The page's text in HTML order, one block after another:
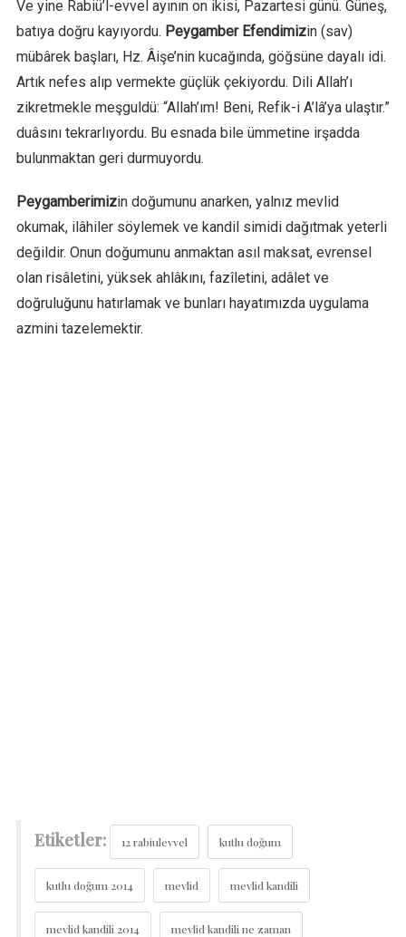
Ve yine Rabiü’l-evvel ayının on ikisi, Pazartesi günü. Güneş,
batıya doğru kayıyordu. Peygamber Efendimizin (sav)
mübârek başları, Hz. Âişe’nin kucağında, göğsüne dayalı idi.
Artık nefes alıp vermekte güçlük çekiyordu. Dili Allah’ı
zikretmekle meşguldü: “Allah’ım! Beni, Refik-i A’lâ’ya ulaştır.”
duâsını tekrarlıyordu. Bu esnada bile ümmetine irşadda
bulunmaktan geri durmuyordu.
Peygamberimizin doğumunu anarken, yalnız mevlid
okumak, ilâhiler söylemek ve kandil simidi dağıtmak yeterli
değildir. Onun doğumunu anmaktan asıl maksat, evrensel
olan risâletini, yüksek ahlâkını, fazîletini, adâlet ve
doğruluğunu hatırlamak ve bunları hayatımızda uygulama
azmini tazelemektir.
Etiketler: 12 rabiulevvel kutlu doğum
kutlu doğum 2014 mevlid mevlid kandili
mevlid kandili 2014 mevlid kandili ne zaman